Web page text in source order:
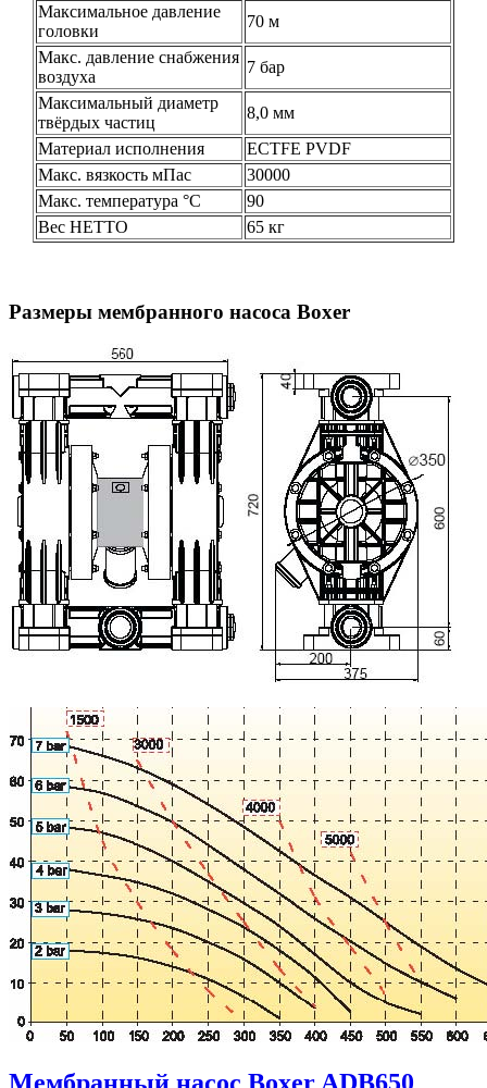
Максимальное давление
головки
70 м
Макс. давление снабжения
воздуха
7 бар
Максимальный диаметр
твёрдых частиц
8,0 мм
Материал исполнения
ECTFE PVDF
Макс. вязкость мПас
30000
Макс. температура °C
90
Вес НЕТТО
65 кг
Размеры мембранного насоса Boxer